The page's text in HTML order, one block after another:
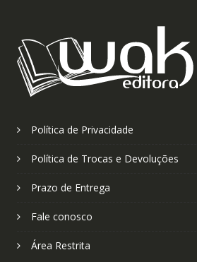
Política de Privacidade
Política de Trocas e Devoluções
Prazo de Entrega
Fale conosco
Área Restrita